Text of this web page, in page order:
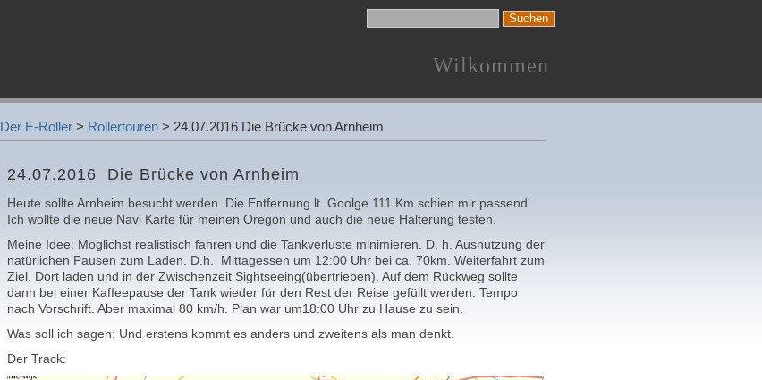
Wilkommen
Der E-Roller > Rollertouren > 24.07.2016 Die Brücke von Arnheim
24.07.2016 Die Brücke von Arnheim
Heute sollte Arnheim besucht werden. Die Entfernung lt. Goolge 111 Km schien mir passend.
Ich wollte die neue Navi Karte für meinen Oregon und auch die neue Halterung testen.
Meine Idee: Möglichst realistisch fahren und die Tankverluste minimieren. D. h. Ausnutzung der
natürlichen Pausen zum Laden. D.h. Mittagessen um 12:00 Uhr bei ca. 70km. Weiterfahrt zum
Ziel. Dort laden und in der Zwischenzeit Sightseeing(übertrieben). Auf dem Rückweg sollte
dann bei einer Kaffeepause der Tank wieder für den Rest der Reise gefüllt werden. Tempo
nach Vorschrift. Aber maximal 80 km/h. Plan war um18:00 Uhr zu Hause zu sein.
Was soll ich sagen: Und erstens kommt es anders und zweitens als man denkt.
Der Track: